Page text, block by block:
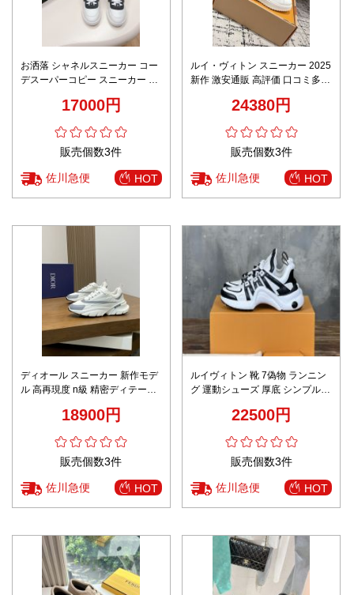
お洒落 シャネルスニーカー コー
デスーパーコピー スニーカー 柔
きやすい ブラック
17000円
販売個数3件
佐川急便 HOT
ルイ・ヴィトン スニーカー 2025
新作 激安通販 高評価 口コミ多数
24380円
販売個数3件
佐川急便 HOT
ディオール スニーカー 新作モデ
ル 高再現度 n級 精密ディテール
イト 日本倉庫 発送保証
18900円
販売個数3件
佐川急便 HOT
ルイヴィトン 靴 7偽物 ランニン
グ 運動シューズ 厚底 シンプル
22500円
販売個数3件
佐川急便 HOT